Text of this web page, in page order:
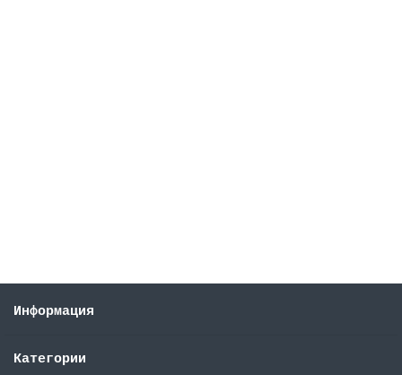
Информация
Категории